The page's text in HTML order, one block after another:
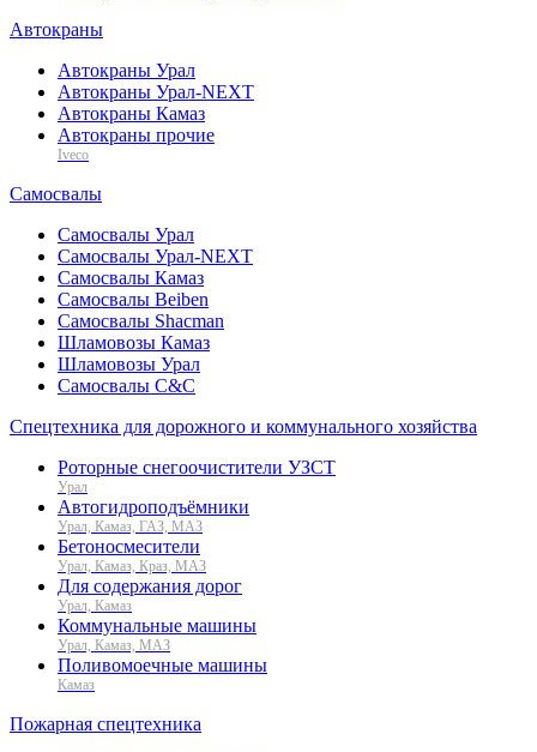
Автокраны
Автокраны Урал
Автокраны Урал-NEXT
Автокраны Камаз
Автокраны прочие
Iveco
Самосвалы
Самосвалы Урал
Самосвалы Урал-NEXT
Самосвалы Камаз
Самосвалы Beiben
Самосвалы Shacman
Шламовозы Камаз
Шламовозы Урал
Самосвалы C&C
Спецтехника для дорожного и коммунального хозяйства
Роторные снегоочистители УЗСТ
Урал
Автогидроподъёмники
Урал, Камаз, ГАЗ, МАЗ
Бетоносмесители
Урал, Камаз, Краз, МАЗ
Для содержания дорог
Урал, Камаз
Коммунальные машины
Урал, Камаз, МАЗ
Поливомоечные машины
Камаз
Пожарная спецтехника